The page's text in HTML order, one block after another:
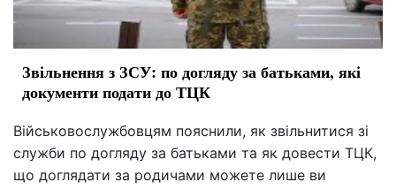
Звільнення з ЗСУ: по догляду за батьками, які
документи подати до ТЦК
Військовослужбовцям пояснили, як звільнитися зі
служби по догляду за батьками та як довести ТЦК,
що доглядати за родичами можете лише ви